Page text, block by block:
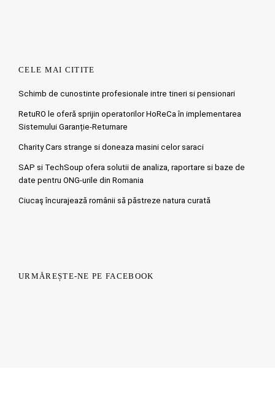
CELE MAI CITITE
Schimb de cunostinte profesionale intre tineri si pensionari
RetuRO le oferă sprijin operatorilor HoReCa în implementarea
Sistemului Garanție-Returnare
Charity Cars strange si doneaza masini celor saraci
SAP si TechSoup ofera solutii de analiza, raportare si baze de
date pentru ONG-urile din Romania
Ciucaş încurajează românii să păstreze natura curată
URMĂREȘTE-NE PE FACEBOOK